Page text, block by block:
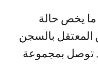
ما يخص حالة
بالسجن
2، «فقد توصل بمجموعة